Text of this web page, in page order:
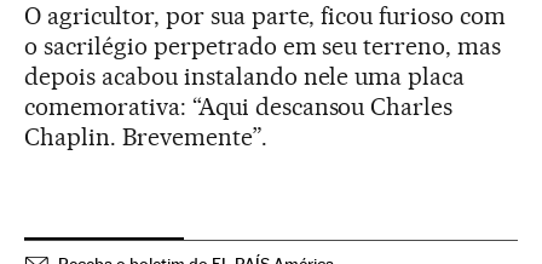
O agricultor, por sua parte, ficou furioso com
o sacrilégio perpetrado em seu terreno, mas
depois acabou instalando nele uma placa
comemorativa: “Aqui descansou Charles
Chaplin. Brevemente”.